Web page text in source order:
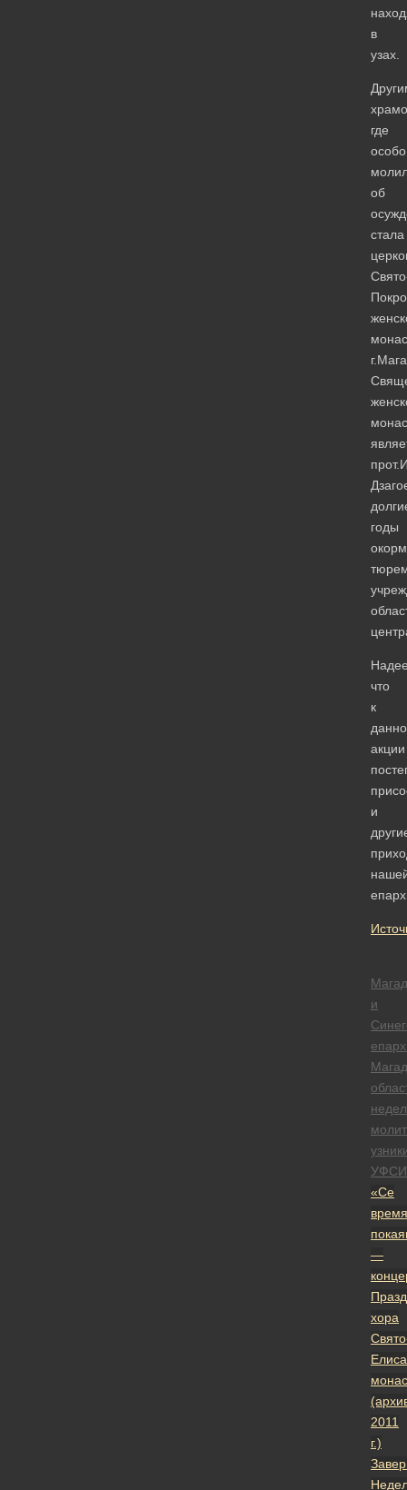
в
узах.
где
особо
об
стала
годы
что
к
акции
и
и
«Се
время
—
хора
2011
г.)